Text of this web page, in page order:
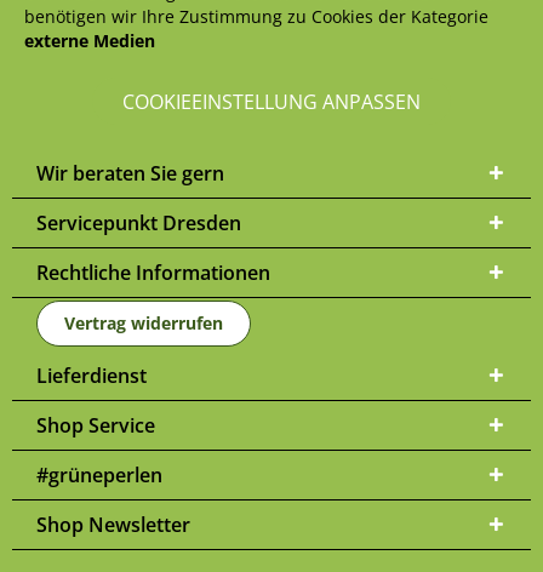
benötigen wir Ihre Zustimmung zu Cookies der Kategorie
externe Medien
COOKIEEINSTELLUNG ANPASSEN
Wir beraten Sie gern
Servicepunkt Dresden
Rechtliche Informationen
Vertrag widerrufen
Lieferdienst
Shop Service
#grüneperlen
Shop Newsletter